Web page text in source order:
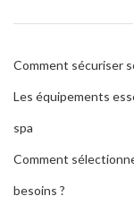
Comment sécuriser
Les équipements
spa
Comment
besoins ?